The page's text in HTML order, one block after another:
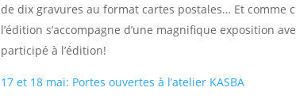
de dix gravures au format cartes postales… Et comme
l’édition s’accompagne d’une magnifique exposition
participé à l’édition!
17 et 18 mai: Portes ouvertes à l’atelier KASBA